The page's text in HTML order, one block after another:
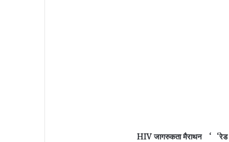
HIV जागरुकता मैराथन ‘‘रेड